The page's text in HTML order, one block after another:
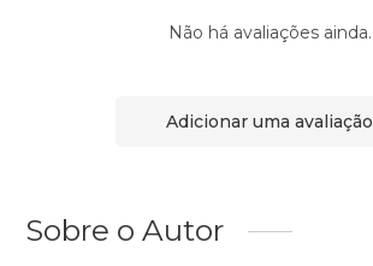
Não há avaliações ainda.
Adicionar uma avaliação
Sobre o Autor